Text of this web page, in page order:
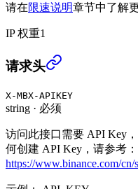
请在限速说明章节中了解
IP 权重1
取消全部CM条件单
请求头
X-MBX-APIKEY
string · 必须
访问此接口需要 API Key
何创建 API Key，请参考：
https://www.binance.com/cn/